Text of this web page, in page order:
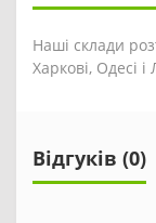
Наші склади
Харкові, Одесі і
Відгуків (0)